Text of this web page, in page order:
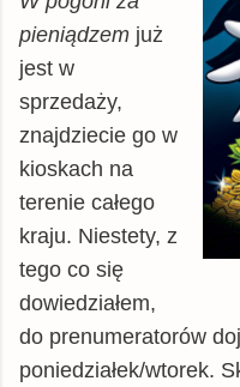
pieniądzem już
jest w
sprzedaży,
znajdziecie go w
kioskach na
terenie całego
kraju. Niestety, z
tego co się
dowiedziałem,
do prenumeratorów
poniedziałek/wtorek.